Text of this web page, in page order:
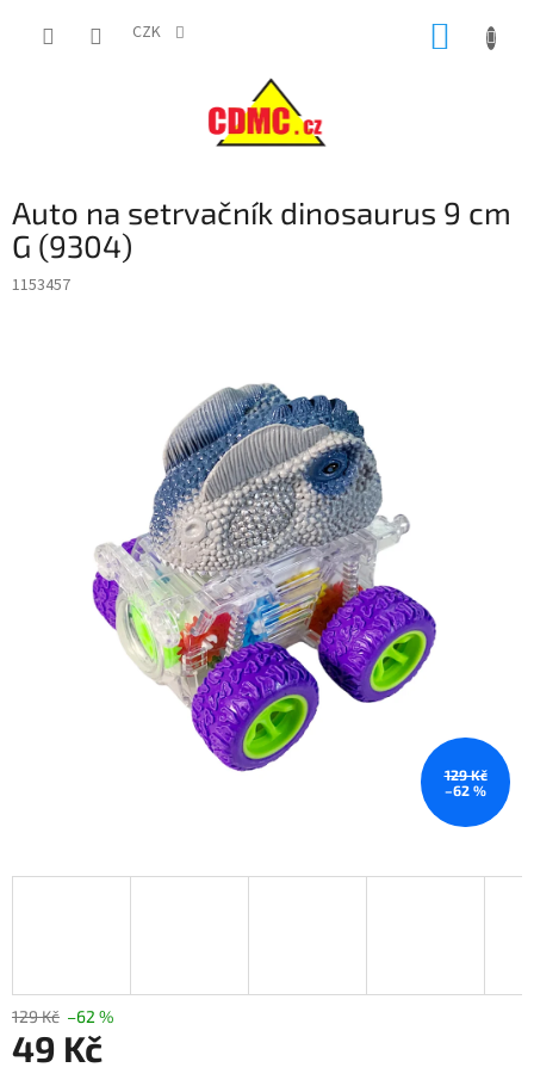
CZK
Auto na setrvačník dinosaurus 9 cm
G (9304)
1153457
129 Kč
–62 %
129 Kč –62 %
49 Kč